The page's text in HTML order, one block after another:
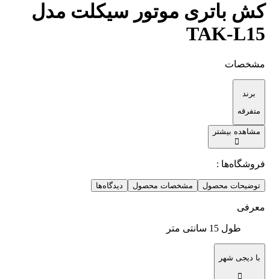
کش باتری موتور سیکلت مدل
TAK-L15
مشخصات
برند
متفرقه
مشاهده بیشتر
فروشگاه‌ها :
توضیحات محصول مشخصات محصول دیدگاه‌ها
معرفی
طول 15 سانتی متر
با دیجی شهر